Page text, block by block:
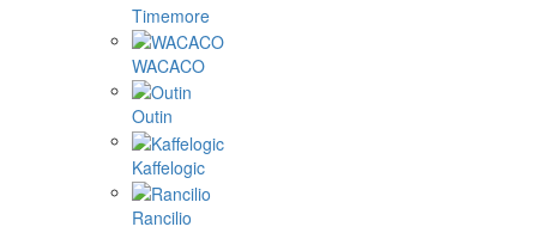
Timemore
WACACO
Outin
Kaffelogic
Rancilio